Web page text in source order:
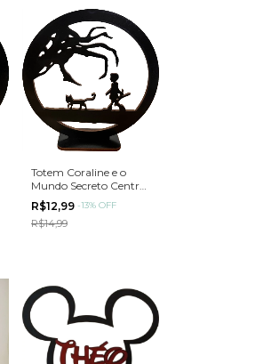
Totem Coraline e o
Mundo Secreto Centro
de mesa Coraline MDF
R$12,99 -13% OFF
R$14,99